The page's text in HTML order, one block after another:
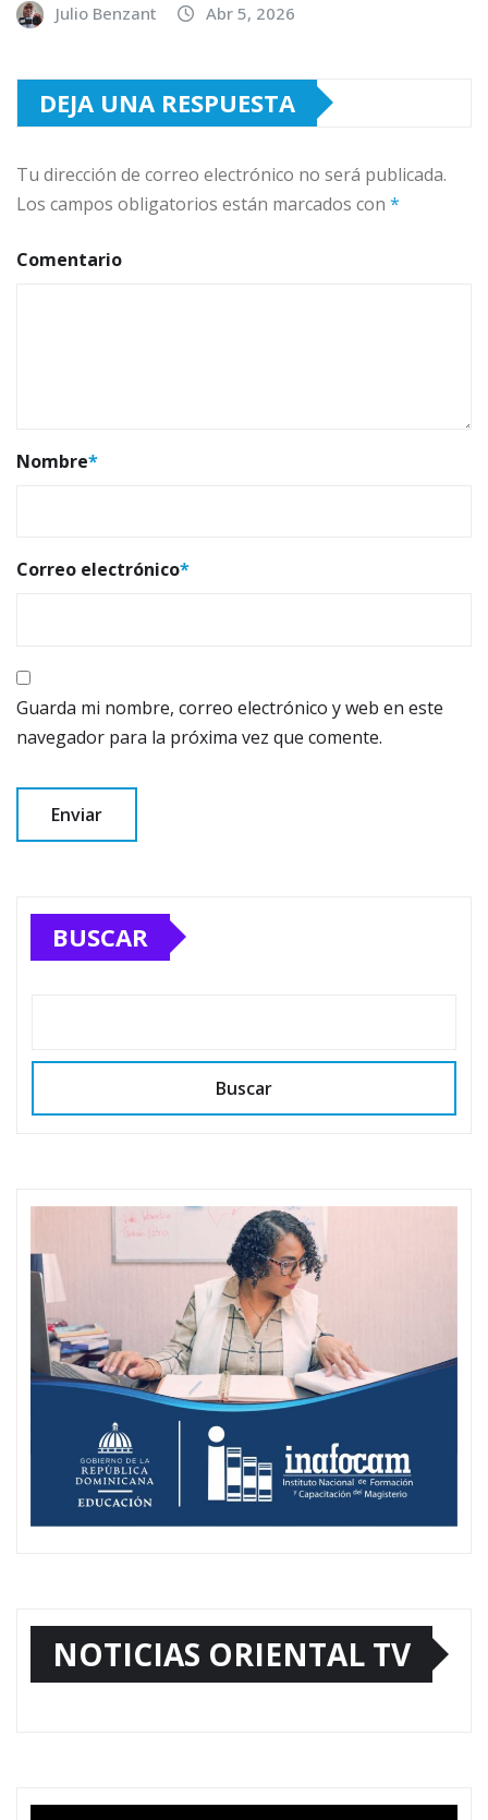
Julio Benzant Abr 5, 2026
DEJA UNA RESPUESTA
Tu dirección de correo electrónico no será publicada.
Los campos obligatorios están marcados con *
Comentario
Nombre*
Correo electrónico*
Guarda mi nombre, correo electrónico y web en este
navegador para la próxima vez que comente.
BUSCAR
Buscar
NOTICIAS ORIENTAL TV